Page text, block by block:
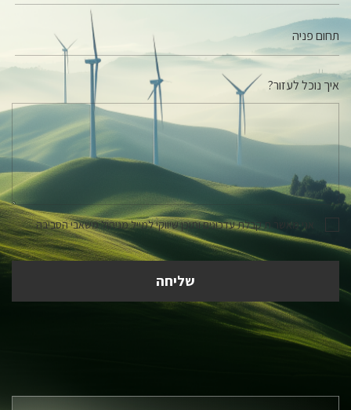
איך נוכל לעזור?
אני מאשר.ת קבלת עדכונים ותוכן שיווקי למייל מניהול משאבי הסביבה